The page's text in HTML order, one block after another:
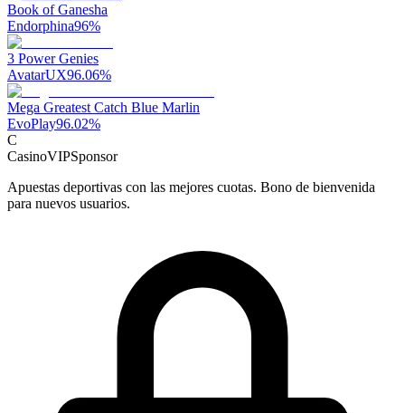
Book of Ganesha
Endorphina96%
3 Power Genies
AvatarUX96.06%
Mega Greatest Catch Blue Marlin
EvoPlay96.02%
C
CasinoVIPSponsor
Apuestas deportivas con las mejores cuotas. Bono de bienvenida
para nuevos usuarios.